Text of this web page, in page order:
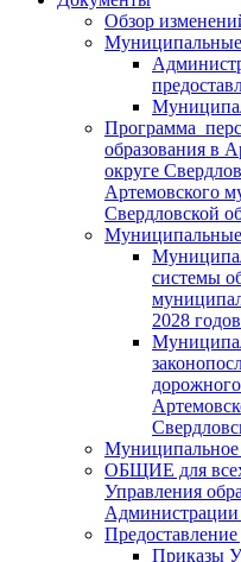
Обзор
Муниципальные
Программа
образования в
округе
Артемовского
Свердловской
системы
2028
Муниципальное
ОБЩИЕ для всех
Управления
Администрации
Приказы